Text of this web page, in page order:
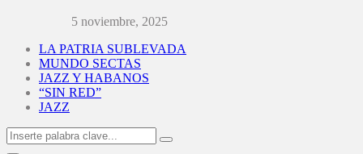
5 noviembre, 2025
LA PATRIA SUBLEVADA
MUNDO SECTAS
JAZZ Y HABANOS
“SIN RED”
JAZZ
Search
for:
Search